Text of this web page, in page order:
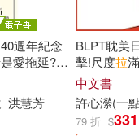
夫(14)
社(84) 野人
社(83)
週年紀念
愛拖延?是
還是身不
洪慧芳
BLPT耽美
擊!尺度拉
密對話!【
彩海報三入
上音檔)(首
珍藏套組)
中文書
許心瀠(一
79 折 $331